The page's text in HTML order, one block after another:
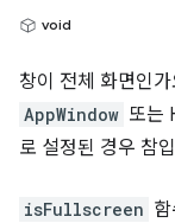
void
창이 전체 화면인
AppWindow 또는
로 설정된 경우 참
isFullscreen